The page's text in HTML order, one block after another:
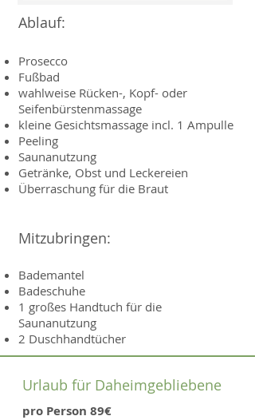
Ablauf:
Prosecco
Fußbad
wahlweise Rücken-, Kopf- oder
Seifenbürstenmassage
kleine Gesichtsmassage incl. 1 Ampulle
Peeling
Saunanutzung
Getränke, Obst und Leckereien
Überraschung für die Braut
Mitzubringen:
Bademantel
Badeschuhe
1 großes Handtuch für die
Saunanutzung
2 Duschhandtücher
Urlaub für Daheimgebliebene
pro Person 89€